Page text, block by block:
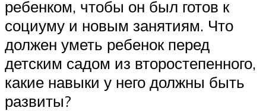
ребенком, чтобы он был готов к
социуму и новым занятиям. Что
должен уметь ребенок перед
детским садом из второстепенного,
какие навыки у него должны быть
развиты?